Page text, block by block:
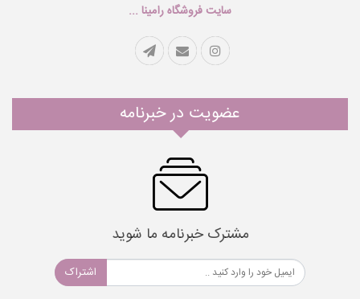
سایت فروشگاه رامینا ...
عضویت در خبرنامه
مشترک خبرنامه ما شوید
اشتراک